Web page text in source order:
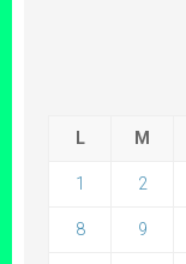
L M
1 2
8 9